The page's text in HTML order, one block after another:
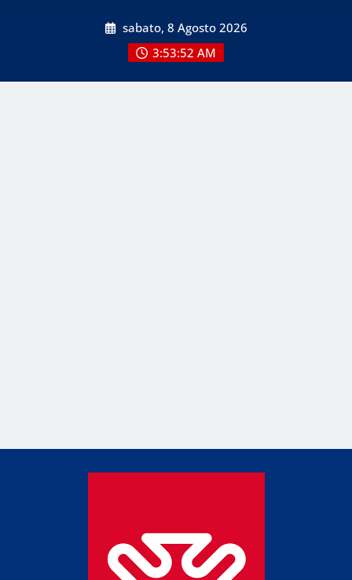
sabato, 8 Agosto 2026
3:53:53 AM